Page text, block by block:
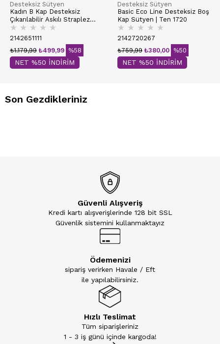
Desteksiz Sütyen
Kadın B Kap Desteksiz
Çıkarılabilir Askılı Straplez
Basic Sütyen | Ekru 7050
★ ★ ★ ★ ★
2142651111
₺499,99
₺1.179,99 %58
NET %50 İNDİRİM
Desteksiz Sütyen
Basic Eco Line Desteksiz Boş
Kap Sütyen | Ten 1720
★ ★ ★ ★ ★
2142720267
₺380,00
₺759,99 %50
NET %50 İNDİRİM
Son Gezdikleriniz
Güvenli Alışveriş
Kredi kartı alışverişlerinde 128 bit SSL
Güvenlik sistemini kullanmaktayız
Ödemenizi
sipariş verirken Havale / Eft
ile yapılabilirsiniz.
Hızlı Teslimat
Tüm siparişleriniz
1 - 3 iş günü içinde kargoda!